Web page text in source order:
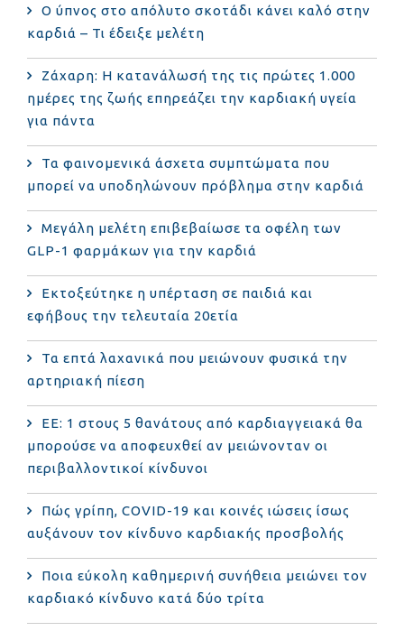
Ο ύπνος στο απόλυτο σκοτάδι κάνει καλό στην
καρδιά – Τι έδειξε μελέτη
Ζάχαρη: Η κατανάλωσή της τις πρώτες 1.000
ημέρες της ζωής επηρεάζει την καρδιακή υγεία
για πάντα
Τα φαινομενικά άσχετα συμπτώματα που
μπορεί να υποδηλώνουν πρόβλημα στην καρδιά
Μεγάλη μελέτη επιβεβαίωσε τα οφέλη των
GLP-1 φαρμάκων για την καρδιά
Εκτοξεύτηκε η υπέρταση σε παιδιά και
εφήβους την τελευταία 20ετία
Τα επτά λαχανικά που μειώνουν φυσικά την
αρτηριακή πίεση
ΕΕ: 1 στους 5 θανάτους από καρδιαγγειακά θα
μπορούσε να αποφευχθεί αν μειώνονταν οι
περιβαλλοντικοί κίνδυνοι
Πώς γρίπη, COVID-19 και κοινές ιώσεις ίσως
αυξάνουν τον κίνδυνο καρδιακής προσβολής
Ποια εύκολη καθημερινή συνήθεια μειώνει τον
καρδιακό κίνδυνο κατά δύο τρίτα